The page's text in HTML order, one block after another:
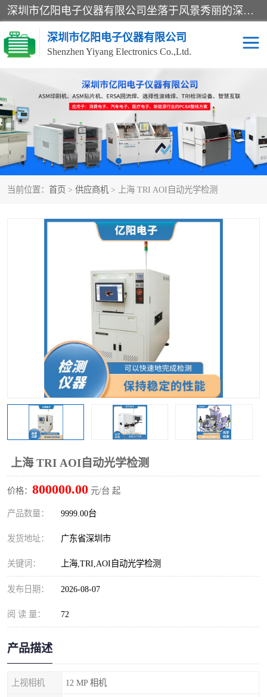
深圳市亿阳电子仪器有限公司坐落于风景秀丽的深圳市光明区，集SMT设备销售务为一体，努力为客户提供电子装配解决方案。与行业**SMT设备厂商：ASM（印刷机，锡膏检查机，贴片机），德国ERSA（爱莎）建立了稳固的代理合作关系，销售的设备一直保持**电子装配行业未来发展方向，能够满足客户各种繁杂产品的生产应用。
深圳市亿阳电子仪器有限公司
Shenzhen Yiyang Electronics Co.,Ltd.
当前位置： 首页 > 供应商机 > 上海 TRI AOI自动光学检测
上海 TRI AOI自动光学检测
价格： 800000.00 元/台 起
产品数量： 9999.00台
发货地址： 广东省深圳市
关键词： 上海,TRI,AOI自动光学检测
发布日期： 2026-08-07
阅 读 量： 72
产品描述
上视相机 12 MP 相机
SX全自动高速贴片机 E系列中速贴片机
NeoHorizon全自动锡膏印
刷机
选择性波峰焊
VERSAFLOW-335
回流焊HOTFLOW 3/20e 波峰焊
BGA返修台HR600/2 自动光学检测TR7700QE
自动X射线检测机TR7600 组装电路板测试机
TR5001
XS全自动高速贴片机
TX 全自动高速贴片机